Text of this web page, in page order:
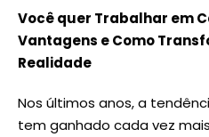
Você quer Trabalhar em
Vantagens e Como
Realidade
Nos últimos anos, a
tem ganhado cada vez